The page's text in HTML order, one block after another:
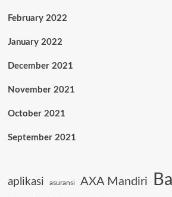
February 2022
January 2022
December 2021
November 2021
October 2021
September 2021
aplikasi asuransi AXA Mandiri